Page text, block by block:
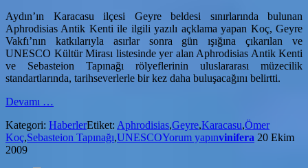
Aydın’ın Karacasu ilçesi Geyre beldesi sınırlarında bulunan
Aphrodisias Antik Kenti ile ilgili yazılı açklama yapan Koç, Geyre
Vakfı’nın katkılarıyla asırlar sonra gün ışığına çıkarılan ve
UNESCO Kültür Mirası listesinde yer alan Aphrodisias Antik Kenti
ve Sebasteion Tapınağı rölyeflerinin uluslararası müzecilik
standartlarında, tarihseverlerle bir kez daha buluşacağını belirtti.
Devamı
Yenilendi
…
Kategori: HaberlerEtiket: Aphrodisias,Geyre,Karacasu,Ömer
Koç,Sebasteion Tapınağı,UNESCOYorum yapınvinifera 20 Ekim
2009